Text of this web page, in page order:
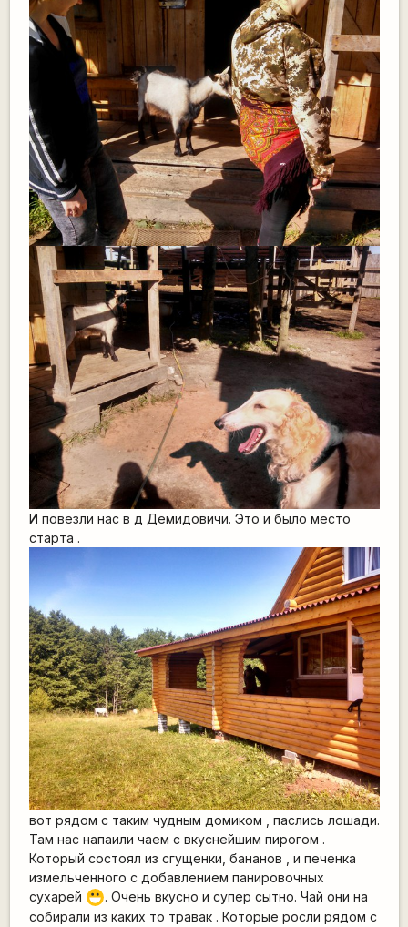
И повезли нас в д Демидовичи. Это и было место
старта .
вот рядом с таким чудным домиком , паслись лошади.
Там нас напаили чаем с вкуснейшим пирогом .
Который состоял из сгущенки, бананов , и печенка
измельченного с добавлением панировочных
сухарей :D . Очень вкусно и супер сытно. Чай они на
собирали из каких то травак . Которые росли рядом с